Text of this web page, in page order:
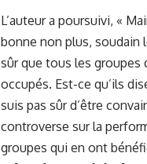
L’auteur a poursuivi, «
bonne non plus, soudain
sûr que tous les groupes
occupés. Est-ce qu’ils
suis pas sûr d’être
controverse sur la
groupes qui en ont